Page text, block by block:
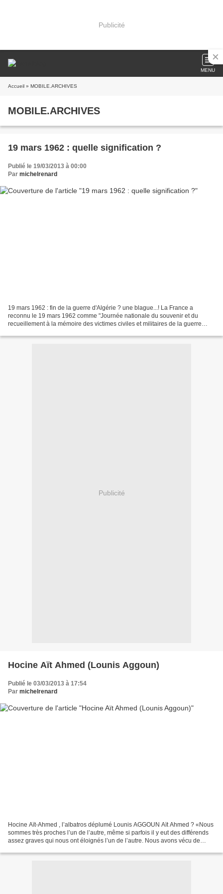
Publicité
MENU
Accueil » MOBILE.ARCHIVES
MOBILE.ARCHIVES
19 mars 1962 : quelle signification ?
Publié le 19/03/2013 à 00:00
Par michelrenard
19 mars 1962 : fin de la guerre d'Algérie ? une blague...! La France a
reconnu le 19 mars 1962 comme "Journée nationale du souvenir et du
recueillement à la mémoire des victimes civiles et militaires de la guerre
Publicité
Hocine Aït Ahmed (Lounis Aggoun)
Publié le 03/03/2013 à 17:54
Par michelrenard
Hocine Aït-Ahmed , l’albatros déplumé Lounis AGGOUN Aït Ahmed ? «Nous
sommes très proches l’un de l’autre, même si parfois il y eut des différends
assez graves qui nous ont éloignés l’un de l’autre. Nous avons vécu de